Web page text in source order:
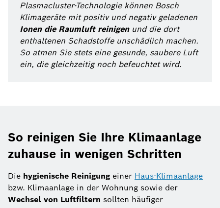
Plasmacluster-Technologie können Bosch
Klimageräte mit positiv und negativ geladenen
Ionen die Raumluft reinigenund die dort
enthaltenen Schadstoffe unschädlich machen.
So atmen Sie stets eine gesunde, saubere Luft
ein, die gleichzeitig noch befeuchtet wird.
So reinigen Sie Ihre Klimaanlage
zuhause in wenigen Schritten
Die hygienische Reinigung einer Haus-Klimaanlage
bzw. Klimaanlage in der Wohnung sowie der
Wechsel von Luftfiltern sollten häufiger